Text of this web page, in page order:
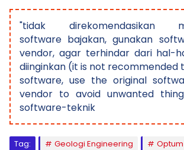
"tidak direkomendasikan
software bajakan, gunakan
vendor, agar terhindar dari hal-
diinginkan (it is not recommended
software, use the original
vendor to avoid unwanted
software-teknik
Tag: Geologi Engineering Optum